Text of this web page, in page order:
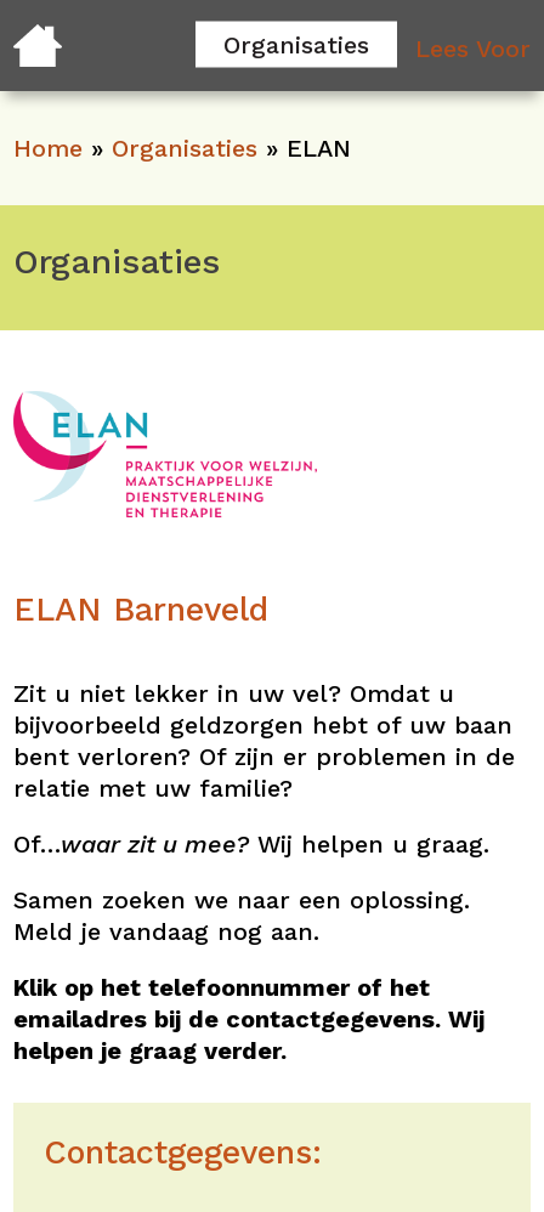
Organisaties Lees Voor
Home » Organisaties » ELAN
Organisaties
ELAN Barneveld
Zit u niet lekker in uw vel? Omdat u
bijvoorbeeld geldzorgen hebt of uw baan
bent verloren? Of zijn er problemen in de
relatie met uw familie?
Of…waar zit u mee?Wij helpen u graag.
Samen zoeken we naar een oplossing.
Meld je vandaag nog aan.
Klik op het telefoonnummer of het
emailadres bij de contactgegevens. Wij
helpen je graag verder.
Contactgegevens: